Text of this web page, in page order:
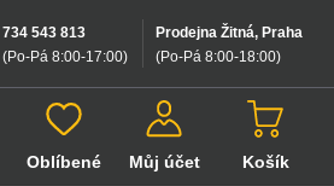
Prodejna Žitná, Praha
(Po-Pá 8:00-18:00)
734 543 813
(Po-Pá 8:00-17:00)
Oblíbené Můj účet Košík